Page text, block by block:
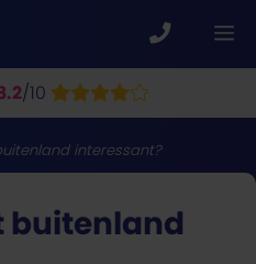
/10
interessant?
buitenland